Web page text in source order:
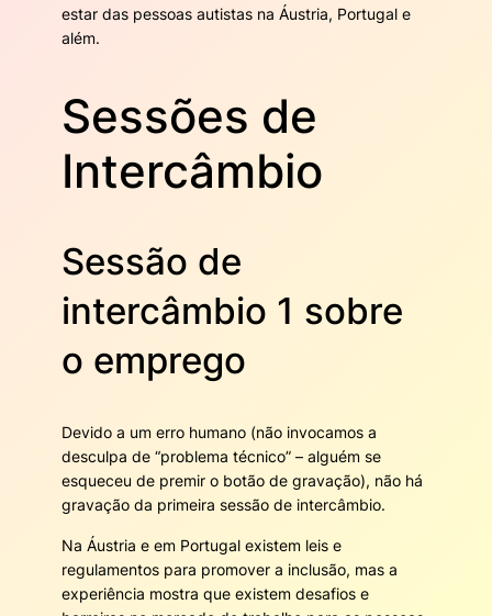
estar das pessoas autistas na Áustria, Portugal e
além.
Sessões de
Intercâmbio
Sessão de
intercâmbio 1 sobre
o emprego
Devido a um erro humano (não invocamos a
desculpa de “problema técnico” – alguém se
esqueceu de premir o botão de gravação), não há
gravação da primeira sessão de intercâmbio.
Na Áustria e em Portugal existem leis e
regulamentos para promover a inclusão, mas a
experiência mostra que existem desafios e